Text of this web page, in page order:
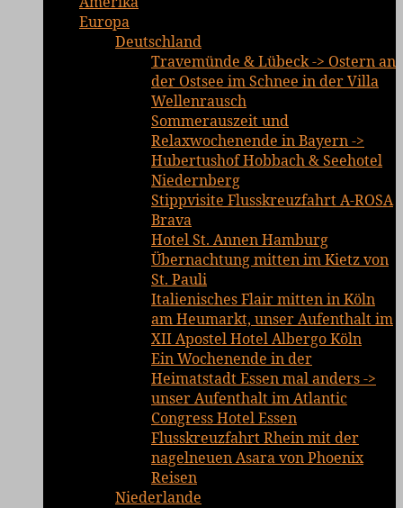
Europa
Deutschland
Travemünde & Lübeck -> Ostern an
der Ostsee im Schnee in der Villa
Wellenrausch
Sommerauszeit und
Relaxwochenende in Bayern ->
Hubertushof Hobbach & Seehotel
Niedernberg
Stippvisite Flusskreuzfahrt A-ROSA
Brava
Hotel St. Annen Hamburg
Übernachtung mitten im Kietz von
St. Pauli
Italienisches Flair mitten in Köln
am Heumarkt, unser Aufenthalt im
XII Apostel Hotel Albergo Köln
Ein Wochenende in der
Heimatstadt Essen mal anders ->
unser Aufenthalt im Atlantic
Congress Hotel Essen
Flusskreuzfahrt Rhein mit der
nagelneuen Asara von Phoenix
Reisen
Niederlande